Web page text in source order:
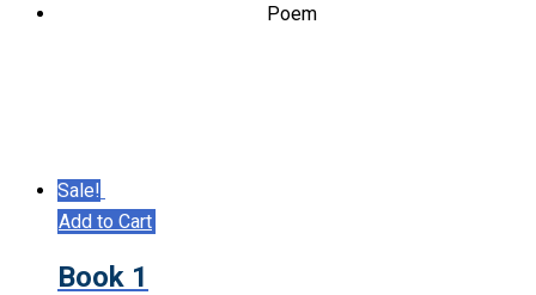
Poem
Sale!
Add to Cart
Book 1